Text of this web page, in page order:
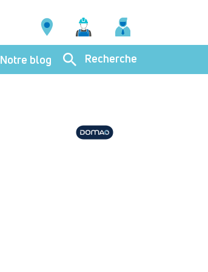
Notre blog Recherche